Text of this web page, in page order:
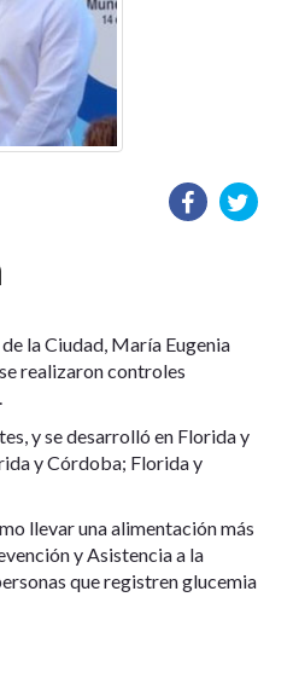
la Ciudad, María Eugenia
realizaron controles
y se desarrolló en Florida y
y Córdoba; Florida y
llevar una alimentación más
y Asistencia a la
que registren glucemia